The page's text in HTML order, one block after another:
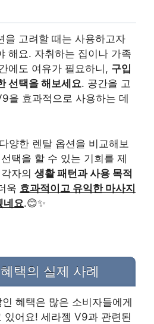
을 고려할 때는 사용하고자
해요. 자취하는 집이나 가족
에도 여유가 필요하니, 구입
선택을 해보세요. 공간을 고
을 효과적으로 사용하는 데
양한 렌탈 옵션을 비교해보
택을 할 수 있는 기회를 제
자의 생활 패턴과 사용 목적
욱 효과적이고 유익한 마사지
네요.😊✨
택의 실제 사례
혜택은 많은 소비자들에게
있어요! 세라젬 V9과 관련된